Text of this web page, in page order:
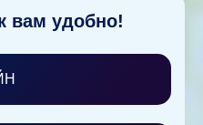
вам удобно!